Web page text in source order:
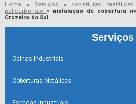
Home » Serviços » coberturas
policarbonato» instalação de cobertura
Cruzeiro do Sul
Serviços
Calhas Industriais
Coberturas Metálicas